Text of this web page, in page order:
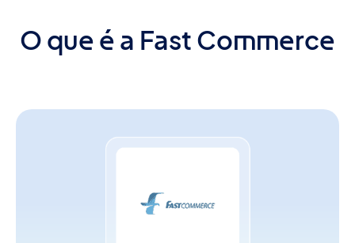
O que é a Fast Commerce